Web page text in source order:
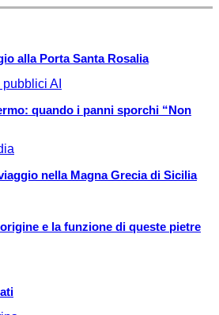
alla Porta Santa Rosalia
quando i panni sporchi “Non
nella Magna Grecia di Sicilia
e la funzione di queste pietre